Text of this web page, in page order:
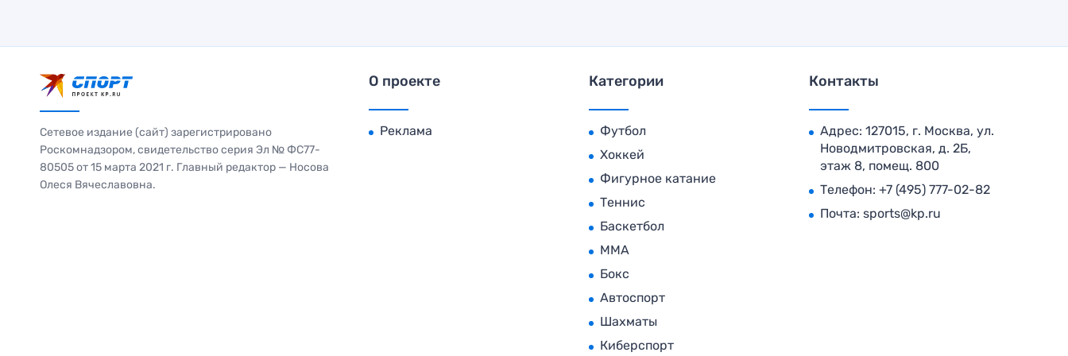
Сетевое издание (сайт) зарегистрировано
Роскомнадзором, свидетельство серия Эл № ФС77-
80505 от 15 марта 2021 г. Главный редактор — Носова
Олеся Вячеславовна.
О проекте
Реклама
Категории
Футбол
Хоккей
Фигурное катание
Теннис
Баскетбол
MMA
Бокс
Автоспорт
Шахматы
Киберспорт
Контакты
Адрес: 127015, г. Москва, ул.
Новодмитровская, д. 2Б,
этаж 8, помещ. 800
Телефон: +7 (495) 777-02-82
Почта: sports@kp.ru